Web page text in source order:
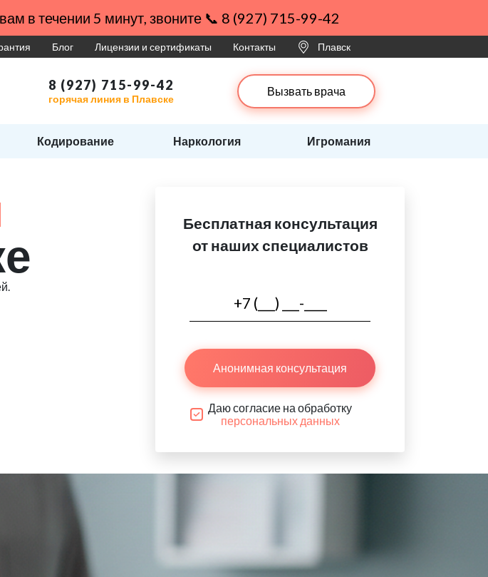
в течении 5 минут, звоните 📞 8 (927) 715-99-42
Блог Лицензии и сертификаты Контакты Плавск
8 (927) 715-99-42
горячая линия в Плавске
Вызвать врача
Кодирование Наркология Игромания
Бесплатная консультация
от наших специалистов
Анонимная консультация
Даю согласие на обработку
персональных данных